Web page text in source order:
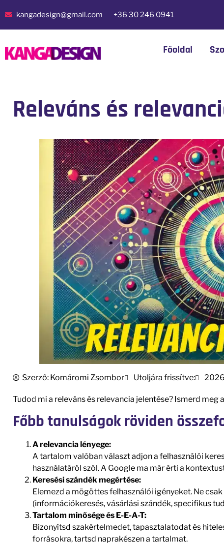
kangadesign@gmail.com +36 30 246 0941
Főoldal
Releváns és
Szerző: Komáromi Zsombor Utoljára frissítve:
Tudod mi a releváns és relevancia jelentése? Ismerd
Főbb tanulságok röviden
A relevancia lényege:
A tartalom valóban választ adjon a felhasználói
használatáról szól. A Google ma már érti a
Keresési szándék megértése:
Elemezd a mögöttes felhasználói igényeket. Ne
(információkeresés, vásárlási szándék, specifikus
Tartalom minősége és E-E-A-T:
Bizonyítsd szakértelmedet, tapasztalatodat és
forrásokra, tartsd naprakészen a tartalmat.